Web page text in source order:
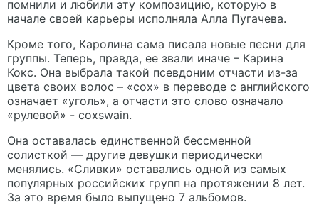
помнили и любили эту композицию, которую в
начале своей карьеры исполняла Алла Пугачева.
Кроме того, Каролина сама писала новые песни для
группы. Теперь, правда, ее звали иначе – Карина
Кокс. Она выбрала такой псевдоним отчасти из-за
цвета своих волос – «cox» в переводе с английского
означает «уголь», а отчасти это слово означало
«рулевой» - coxswain.
Она оставалась единственной бессменной
солисткой — другие девушки периодически
менялись. «Сливки» оставались одной из самых
популярных российских групп на протяжении 8 лет.
За это время было выпущено 7 альбомов.